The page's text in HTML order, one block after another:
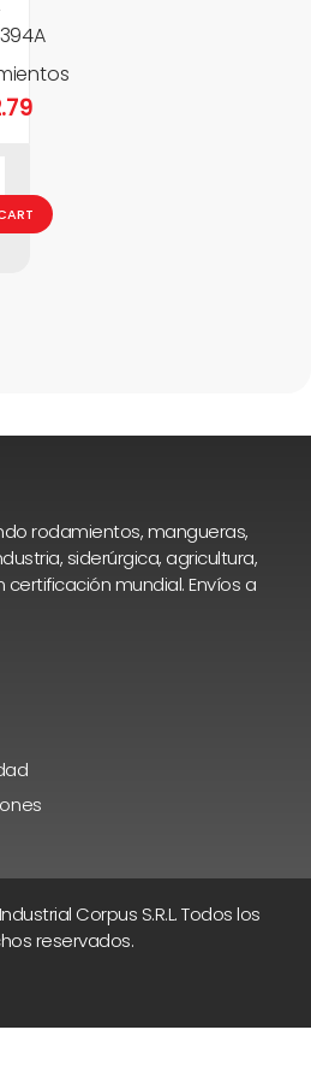
rodamientos, mangueras,
siderúrgica, agricultura,
mundial. Envíos a
Corpus S.R.L. Todos los
reservados.